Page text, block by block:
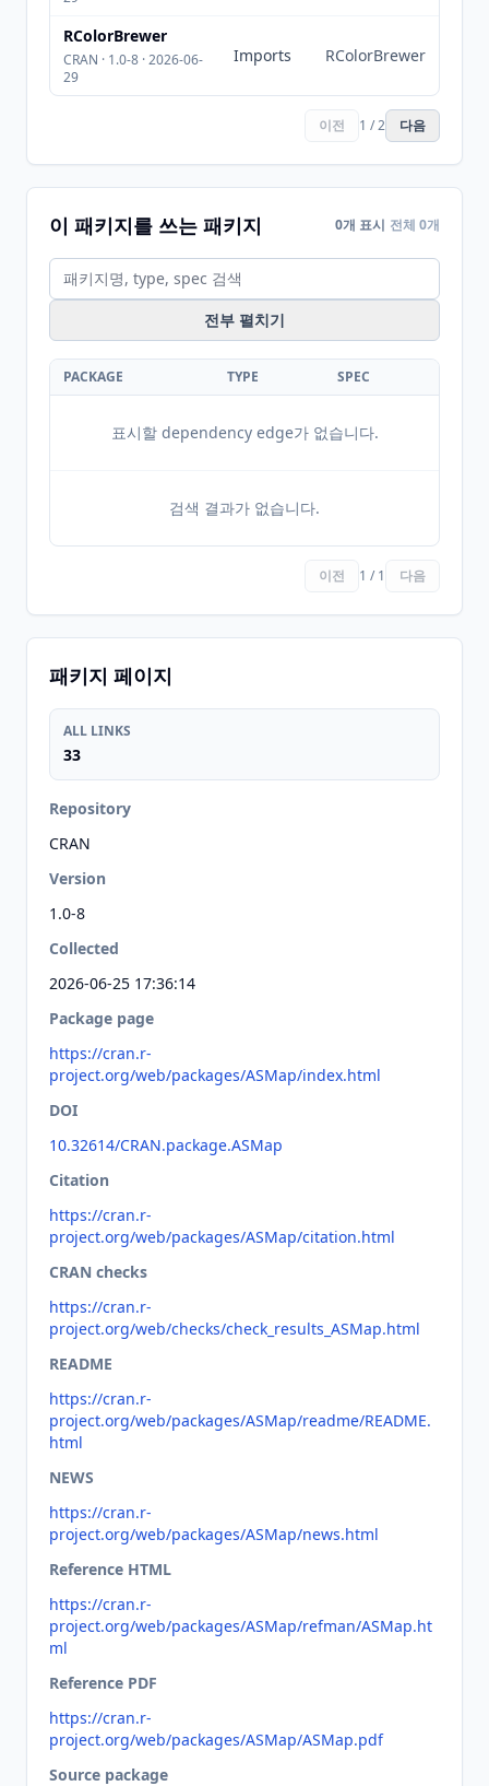
RColorBrewer
CRAN · 1.0-8 · 2026-06-
29
Imports RColorBrewer
이전 1 / 2 다음
이 패키지를 쓰는 패키지 0개 표시 전체 0개
전부 펼치기
PACKAGE TYPE SPEC
표시할 dependency edge가 없습니다.
검색 결과가 없습니다.
이전 1 / 1 다음
패키지 페이지
ALL LINKS
33
Repository
CRAN
Version
1.0-8
Collected
2026-06-25 17:36:14
Package page
https://cran.r-
project.org/web/packages/ASMap/index.html
DOI
10.32614/CRAN.package.ASMap
Citation
https://cran.r-
project.org/web/packages/ASMap/citation.html
CRAN checks
https://cran.r-
project.org/web/checks/check_results_ASMap.html
README
https://cran.r-
project.org/web/packages/ASMap/readme/README.
html
NEWS
https://cran.r-
project.org/web/packages/ASMap/news.html
Reference HTML
https://cran.r-
project.org/web/packages/ASMap/refman/ASMap.ht
ml
Reference PDF
https://cran.r-
project.org/web/packages/ASMap/ASMap.pdf
Source package